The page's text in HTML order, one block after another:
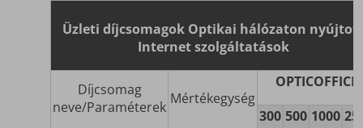
Üzleti díjcsomagok Optikai hálózaton nyújtott
Internet szolgáltatások
Díjcsomag
neve/Paraméterek Mértékegység
OPTICOFFICE
300 500 1000